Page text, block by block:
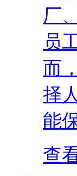
厂
员
而
择
能
查